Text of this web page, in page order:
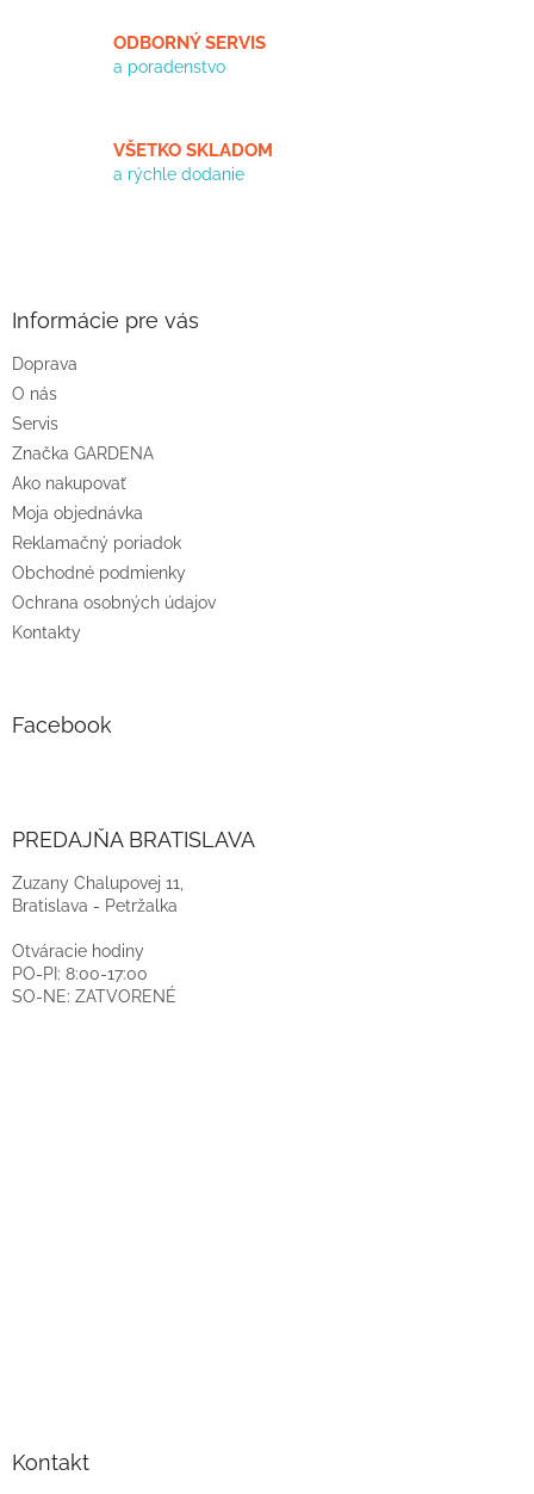
k
y
i
ODBORNÝ SERVIS
a poradenstvo
VŠETKO SKLADOM
a rýchle dodanie
e
Informácie pre vás
Doprava
O nás
Servis
Značka GARDENA
Ako nakupovať
Moja objednávka
Reklamačný poriadok
Obchodné podmienky
Ochrana osobných údajov
Kontakty
Facebook
PREDAJŇA BRATISLAVA
Zuzany Chalupovej 11,
Bratislava - Petržalka
Otváracie hodiny
PO-PI: 8:00-17:00
SO-NE: ZATVORENÉ
Kontakt